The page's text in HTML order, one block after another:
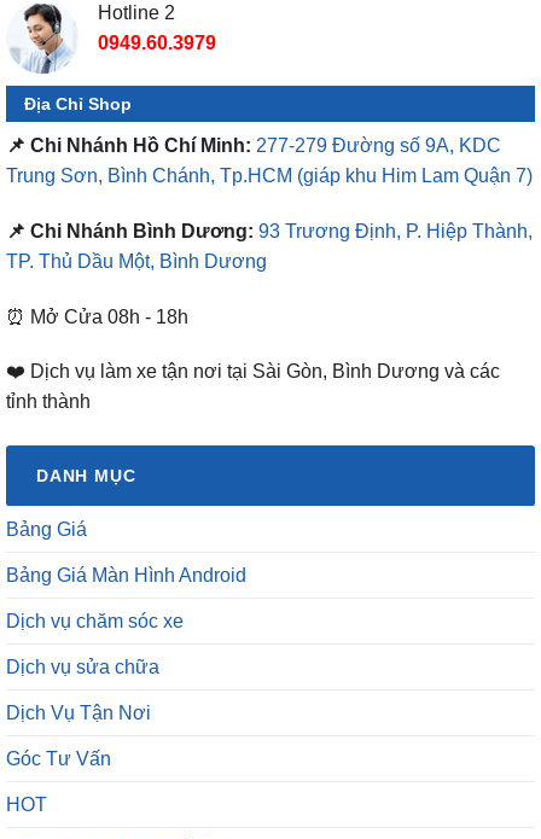
Hotline 2
0949.60.3979
Địa Chỉ Shop
📌 Chi Nhánh Hồ Chí Minh: 277-279 Đường số 9A, KDC
Trung Sơn, Bình Chánh, Tp.HCM (giáp khu Him Lam Quận 7)
📌 Chi Nhánh Bình Dương: 93 Trương Định, P. Hiệp Thành,
TP. Thủ Dầu Một, Bình Dương
⏰ Mở Cửa 08h - 18h
❤️ Dịch vụ làm xe tận nơi tại Sài Gòn, Bình Dương và các
tỉnh thành
DANH MỤC
Bảng Giá
Bảng Giá Màn Hình Android
Dịch vụ chăm sóc xe
Dịch vụ sửa chữa
Dịch Vụ Tận Nơi
Góc Tư Vấn
HOT